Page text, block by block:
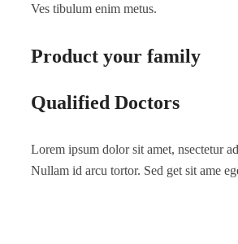
Ves tibulum enim metus.
Product your family
Qualified Doctors
Lorem ipsum dolor sit amet, nsectetur
Nullam id arcu tortor. Sed get sit ame